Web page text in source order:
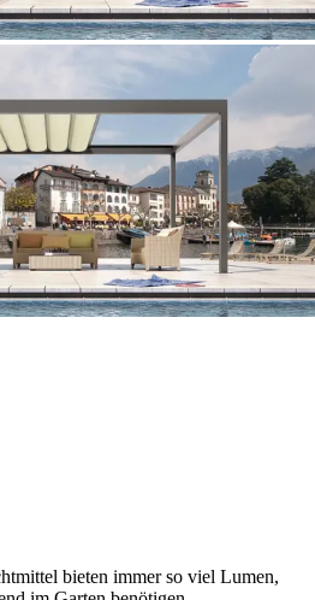
bieten immer so viel Lumen,